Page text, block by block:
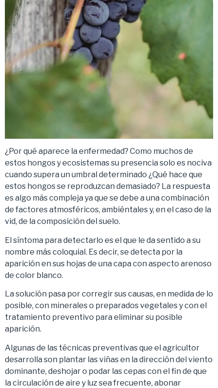
¿Por qué aparece la enfermedad? Como muchos de
estos hongos y ecosistemas su presencia solo es nociva
cuando supera un umbral determinado ¿Qué hace que
estos hongos se reproduzcan demasiado? La respuesta
es algo más compleja ya que se debe a una combinación
de factores atmosféricos, ambiéntales y, en el caso de la
vid, de la composición del suelo.
El síntoma para detectarlo es el que le da sentido a su
nombre más coloquial. Es decir, se detecta por la
aparición en sus hojas de una capa con aspecto arenoso
de color blanco.
La solución pasa por corregir sus causas, en medida de lo
posible, con minerales o preparados vegetales y con el
tratamiento preventivo para eliminar su posible
aparición.
Algunas de las técnicas preventivas que el agricultor
desarrolla son plantar las viñas en la dirección del viento
dominante, deshojar o podar las cepas con el fin de que
la circulación de aire y luz sea frecuente, abonar